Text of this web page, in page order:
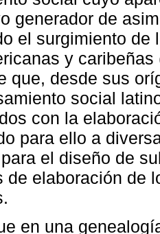
generador de
el surgimiento de
y
que, desde sus
social
con la
para ello a
el diseño de
de elaboración de
en una